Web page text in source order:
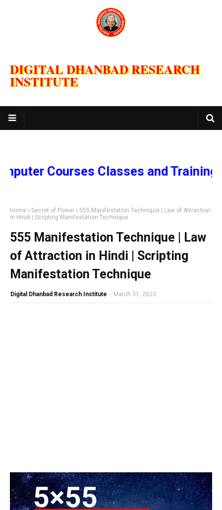
DIGITAL DHANBAD RESEARCH
INSTITUTE
Courses Classes and Training
Home Secret of Power
555 Manifestation Technique | Law of Attraction
in Hindi | Scripting Manifestation Technique
555 Manifestation Technique | Law
of Attraction in Hindi | Scripting
Manifestation Technique
Digital Dhanbad Research Institute - March 31, 2023